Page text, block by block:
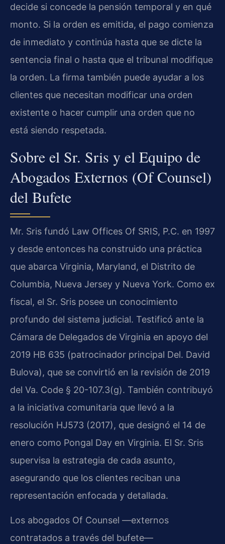
decide si concede la pensión temporal y en qué
monto. Si la orden es emitida, el pago comienza
de inmediato y continúa hasta que se dicte la
sentencia final o hasta que el tribunal modifique
la orden. La firma también puede ayudar a los
clientes que necesitan modificar una orden
existente o hacer cumplir una orden que no
está siendo respetada.
Sobre el Sr. Sris y el Equipo de
Abogados Externos (Of Counsel)
del Bufete
Mr. Sris fundó Law Offices Of SRIS, P.C. en 1997
y desde entonces ha construido una práctica
que abarca Virginia, Maryland, el Distrito de
Columbia, Nueva Jersey y Nueva York. Como ex
fiscal, el Sr. Sris posee un conocimiento
profundo del sistema judicial. Testificó ante la
Cámara de Delegados de Virginia en apoyo del
2019 HB 635 (patrocinador principal Del. David
Bulova), que se convirtió en la revisión de 2019
del Va. Code § 20-107.3(g). También contribuyó
a la iniciativa comunitaria que llevó a la
resolución HJ573 (2017), que designó el 14 de
enero como Pongal Day en Virginia. El Sr. Sris
supervisa la estrategia de cada asunto,
asegurando que los clientes reciban una
representación enfocada y detallada.
Los abogados Of Counsel —externos
contratados a través del bufete—